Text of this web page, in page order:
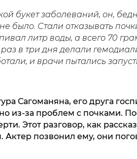
букет заболеваний, он,
было. Стали отказывать
литр воды, а всего 70
в три дня делали
и врачи пытались
Сагоманяна, его друга
из-за проблем с почками.
Этот разговор, как
позвонил ему, они